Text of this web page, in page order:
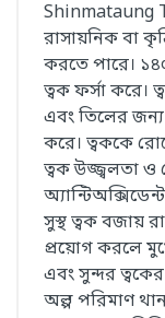
Shinmataung
রাসায়নিক বা
করতে পারে।
ত্বক ফর্সা করে।
এবং তিলের
করে। ত্বককে
ত্বক উজ্জ্বলতা ও
সুস্থ ত্বক বজায়
প্রয়োগ করলে
এবং সুন্দর
অল্প পরিমাণ